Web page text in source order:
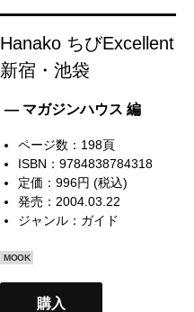
Hanako ちびExcellent
新宿・池袋
— マガジンハウス 編
ページ数：198頁
ISBN：9784838784318
定価：996円 (税込)
発売：2004.03.22
ジャンル： ガイド
MOOK
購入